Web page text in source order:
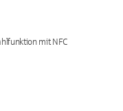
mit NFC